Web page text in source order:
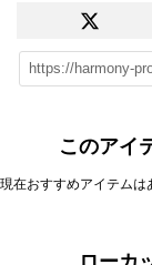
このアイ
現在おすすめアイテムは